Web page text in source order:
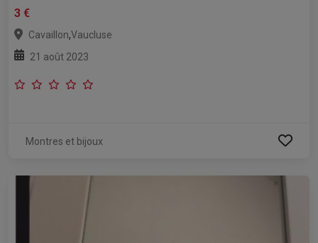
3 €
Cavaillon,Vaucluse
21 août 2023
Montres et bijoux